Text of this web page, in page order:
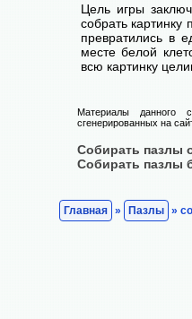
Цель игры
собрать
превратились в
месте белой
всю картинку
Материалы данного
сгенерированных на
Собирать пазлы
Собирать пазлы
Главная » Пазлы »